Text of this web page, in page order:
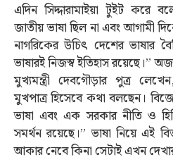
এদিন সিদ্দারামাইয়া টুইট করে
জাতীয় ভাষা ছিল না এবং আগামী
নাগরিকের উচিৎ দেশের ভাষার
ভাষারই নিজস্ব ইতিহাস রয়েছে।”
মুখ্যমন্ত্রী দেবগৌড়ার পুত্র
মুখপাত্র হিসেবে কথা বলছেন।
ভাষা এবং এক সরকার নীতি ও
সমর্থন রয়েছে।” ভাষা নিয়ে এই
আকার নেবে কিনা সেটাই এখন